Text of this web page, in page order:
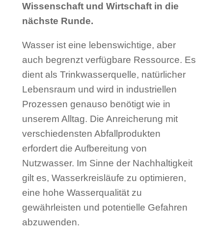
Wissenschaft und Wirtschaft in die
nächste Runde.
Wasser ist eine lebenswichtige, aber
auch begrenzt verfügbare Ressource. Es
dient als Trinkwasserquelle, natürlicher
Lebensraum und wird in industriellen
Prozessen genauso benötigt wie in
unserem Alltag. Die Anreicherung mit
verschiedensten Abfallprodukten
erfordert die Aufbereitung von
Nutzwasser. Im Sinne der Nachhaltigkeit
gilt es, Wasserkreisläufe zu optimieren,
eine hohe Wasserqualität zu
gewährleisten und potentielle Gefahren
abzuwenden.